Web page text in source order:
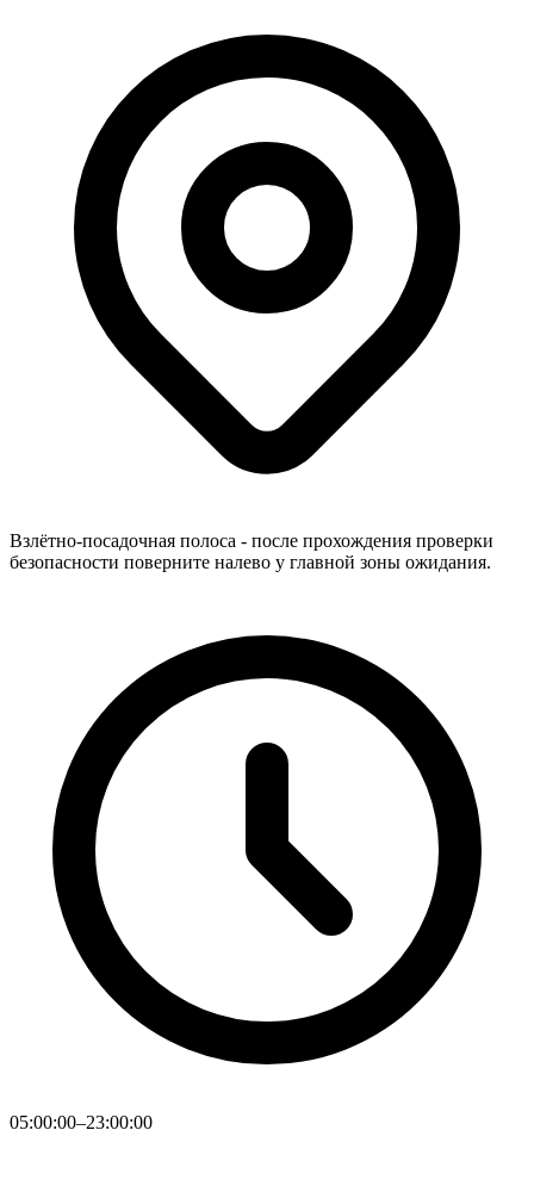
Взлётно-посадочная полоса - после прохождения проверки
безопасности поверните налево у главной зоны ожидания.
05:00:00–23:00:00